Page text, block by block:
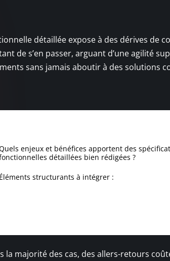
détaillée expose à des dérives de
de s’en passer, arguant d’une agilité
sans jamais aboutir à des solutions
enjeux et bénéfices apportent des
détaillées bien rédigées ?
Éléments structurants à intégrer :
la majorité des cas, des allers-retours